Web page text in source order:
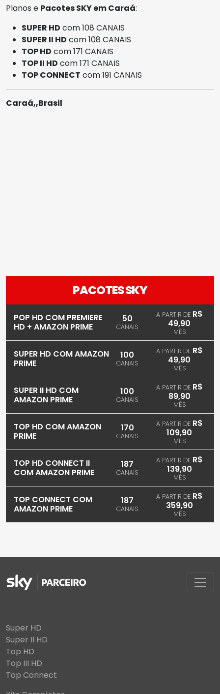
Planos e Pacotes SKY em Caraá:
SUPER HD com 108 CANAIS
SUPER II HD com 108 CANAIS
TOP HD com 171 CANAIS
TOP II HD com 171 CANAIS
TOP CONNECT com 191 CANAIS
Caraá,,Brasil
PACOTES SKY
POP HD COM PREMIERE
HD + AMAZON PRIME
50
CANAIS
A PARTIR DE R$
49,90
MÊS
SUPER HD COM AMAZON
PRIME
100
CANAIS
A PARTIR DE R$
49,90
MÊS
SUPER II HD COM
AMAZON PRIME
100
CANAIS
A PARTIR DE R$
89,90
MÊS
TOP HD COM AMAZON
PRIME
170
CANAIS
A PARTIR DE R$
109,90
MÊS
TOP HD CONNECT II
COM AMAZON PRIME
187
CANAIS
A PARTIR DE R$
139,90
MÊS
TOP CONNECT COM
AMAZON PRIME
187
CANAIS
A PARTIR DE R$
359,90
MÊS
Super HD
Super II HD
Top HD
Top III HD
Top Connect